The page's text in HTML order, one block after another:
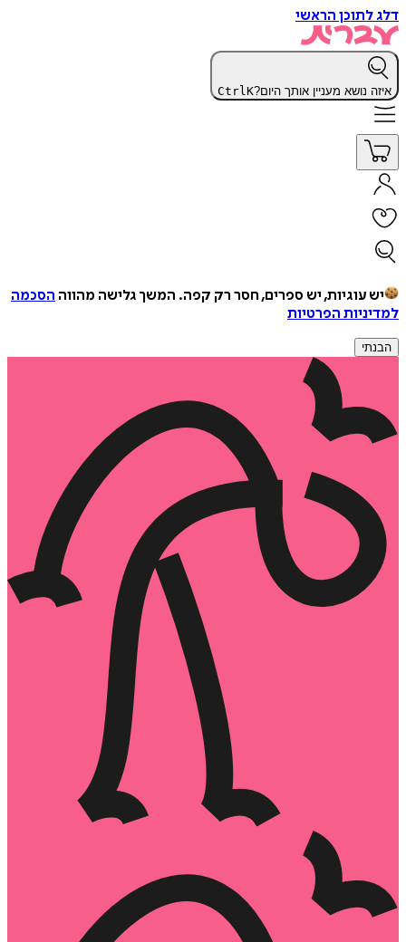
דלג לתוכן הראשי
איזה נושא מעניין אותך היום? CtrlK
יש עוגיות, יש ספרים, חסר רק קפה. המשך גלישה מהווה הסכמה
למדיניות הפרטיות
הבנתי